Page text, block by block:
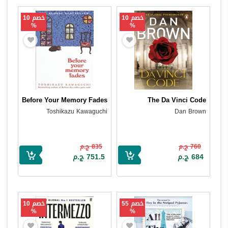
خصم 10
%
The Da Vinci Code
Dan Brown
760 ج.م
684 ج.م
خصم 10
%
Before Your Memory Fades
Toshikazu Kawaguchi
835 ج.م
751.5 ج.م
خصم 55
%
خصم 10
%